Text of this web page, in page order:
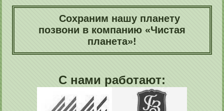
Сохраним нашу планету
позвони в компанию «Чистая
планета»!
С нами работают: